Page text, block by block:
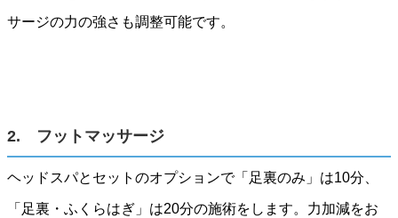
サージの力の強さも調整可能です。
2. フットマッサージ
ヘッドスパとセットのオプションで「足裏のみ」は10分、
「足裏・ふくらはぎ」は20分の施術をします。力加減をお